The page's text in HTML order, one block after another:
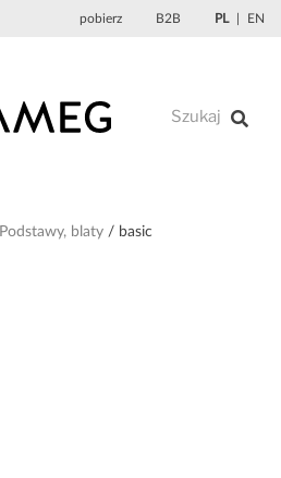
pobierz B2B PL EN
Podstawy, blaty basic